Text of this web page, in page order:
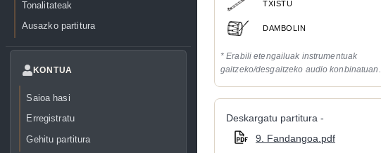
Tonalitateak
Ausazko partitura
KONTUA
Saioa hasi
Erregistratu
Gehitu partitura
TXISTU
DAMBOLIN
* Erabili etengailuak instrumentuak
gaitzeko/desgaitzeko audio konbinatuan.
Deskargatu partitura -
9. Fandangoa.pdf